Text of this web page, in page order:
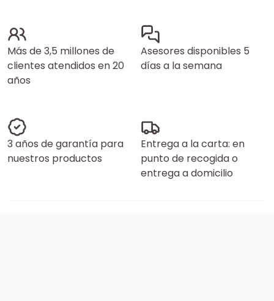
Más de 3,5 millones de
clientes atendidos en 20
años
Asesores disponibles 5
días a la semana
3 años de garantía para
nuestros productos
Entrega a la carta: en
punto de recogida o
entrega a domicilio